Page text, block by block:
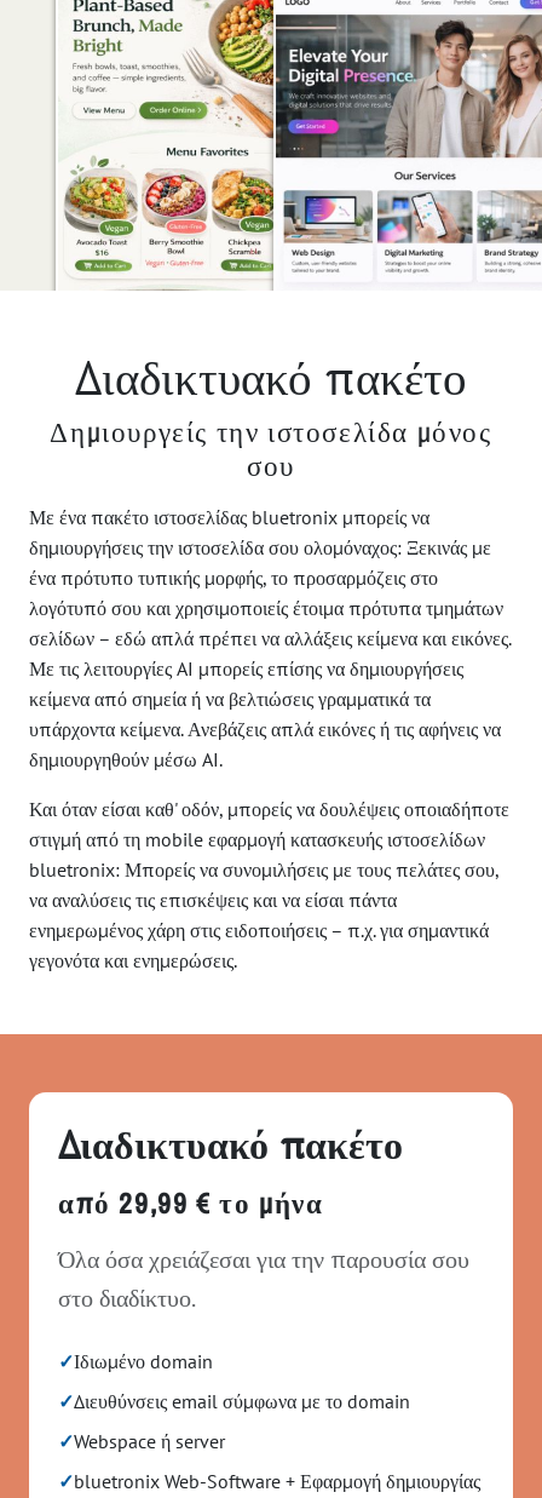
Διαδικτυακό πακέτο
Δημιουργείς την ιστοσελίδα μόνος
σου
Με ένα πακέτο ιστοσελίδας bluetronix μπορείς να
δημιουργήσεις την ιστοσελίδα σου ολομόναχος: Ξεκινάς με
ένα πρότυπο τυπικής μορφής, το προσαρμόζεις στο
λογότυπό σου και χρησιμοποιείς έτοιμα πρότυπα τμημάτων
σελίδων – εδώ απλά πρέπει να αλλάξεις κείμενα και εικόνες.
Με τις λειτουργίες AI μπορείς επίσης να δημιουργήσεις
κείμενα από σημεία ή να βελτιώσεις γραμματικά τα
υπάρχοντα κείμενα. Ανεβάζεις απλά εικόνες ή τις αφήνεις να
δημιουργηθούν μέσω AI.
Και όταν είσαι καθ' οδόν, μπορείς να δουλέψεις οποιαδήποτε
στιγμή από τη mobile εφαρμογή κατασκευής ιστοσελίδων
bluetronix: Μπορείς να συνομιλήσεις με τους πελάτες σου,
να αναλύσεις τις επισκέψεις και να είσαι πάντα
ενημερωμένος χάρη στις ειδοποιήσεις – π.χ. για σημαντικά
γεγονότα και ενημερώσεις.
Διαδικτυακό πακέτο
από 29,99 € το μήνα
Όλα όσα χρειάζεσαι για την παρουσία σου
στο διαδίκτυο.
✓Ιδιωμένο domain
✓Διευθύνσεις email σύμφωνα με το domain
✓Webspace ή server
✓bluetronix Web-Software + Εφαρμογή δημιουργίας